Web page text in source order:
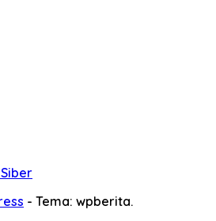
- Tema: wpberita.